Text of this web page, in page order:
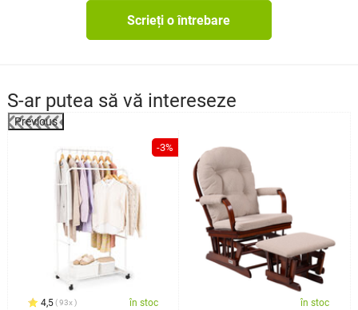
Scrieți o întrebare
S-ar putea să vă intereseze
Previous
-3%
4,5 93x în stoc în stoc